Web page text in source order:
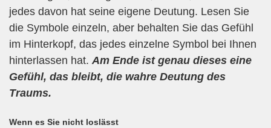
jedes davon hat seine eigene Deutung. Lesen Sie
die Symbole einzeln, aber behalten Sie das Gefühl
im Hinterkopf, das jedes einzelne Symbol bei Ihnen
hinterlassen hat. Am Ende ist genau dieses eine
Gefühl, das bleibt, die wahre Deutung des
Traums.
Wenn es Sie nicht loslässt